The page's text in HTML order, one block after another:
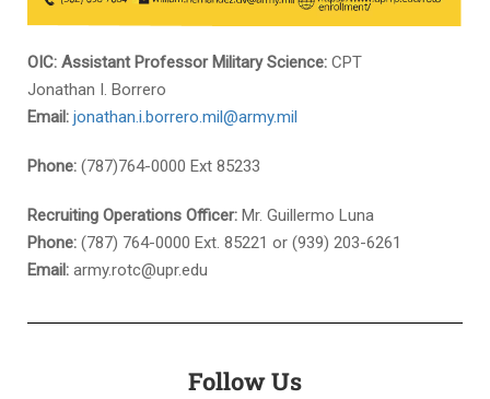
OIC: Assistant Professor Military Science: CPT
Jonathan I. Borrero
Email: jonathan.i.borrero.mil@army.mil
Phone: (787)764-0000 Ext 85233
Recruiting Operations Officer: Mr. Guillermo Luna
Phone: (787) 764-0000 Ext. 85221 or (939) 203-6261
Email: army.rotc@upr.edu
Follow Us